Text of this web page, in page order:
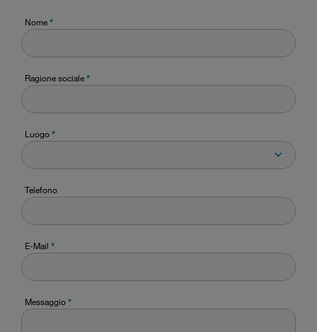
Nome*
Ragione sociale*
Luogo*
Telefono
E-Mail *
Messaggio*